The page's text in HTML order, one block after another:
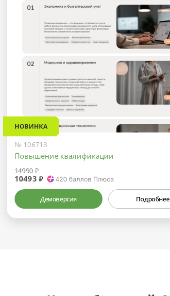
НОВИНКА
№ 106713
Повышение квалификации
14990 ₽
10493 ₽ 420 баллов Плюса
Демоверсия Подробнее